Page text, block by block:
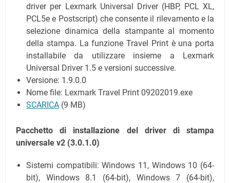
driver per Lexmark Universal Driver (HBP, PCL XL,
PCL5e e Postscript) che consente il rilevamento e la
selezione dinamica della stampante al momento
della stampa. La funzione Travel Print è una porta
installabile da utilizzare insieme a Lexmark
Universal Driver 1.5 e versioni successive.
Versione: 1.9.0.0
Nome file: Lexmark Travel Print 09202019.exe
SCARICA (9 MB)
Pacchetto di installazione del driver di stampa
universale v2 (3.0.1.0)
Sistemi compatibili: Windows 11, Windows 10 (64-
bit), Windows 8.1 (64-bit), Windows 7 (64-bit),